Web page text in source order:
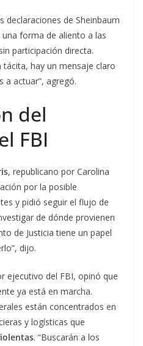
declaraciones de Sheinbaum
forma de aliento a las
participación directa.
hay un mensaje claro
a actuar”, agregó.
del
FBI
, republicano por Carolina
por la posible
y pidió seguir el flujo de
de dónde provienen
de Justicia tiene un papel
dijo.
ejecutivo del FBI, opinó que
ya está en marcha.
están concentrados en
y logísticas que
. “Buscarán a los